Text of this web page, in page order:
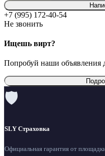
+7 (995) 172-40-54
Не звонить
Ищешь вирт?
Попробуй наши объявления
🛡
SLY Страховка
Официальная гарантия от